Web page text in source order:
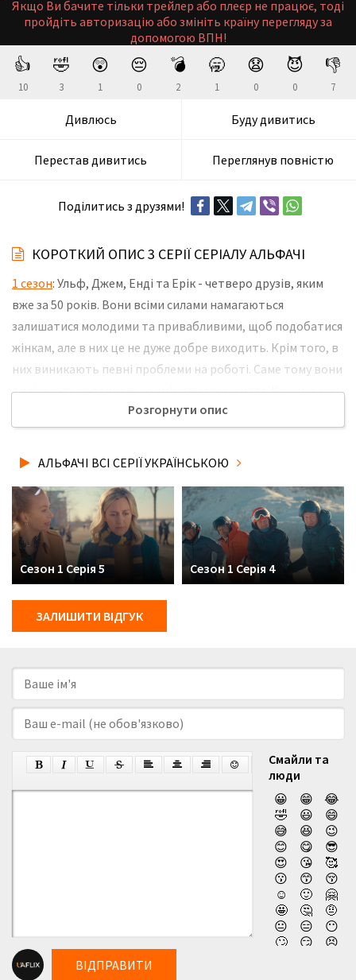
Якщо Ви бачите тільки трейлер або плеєр не працює, тоді
пройдіть авторизацію або змініть країну перегляду за
допомогою ВПН!
👍
10
🤣
3
😲
1
😔
0
💣
2
🥱
1
😧
0
😈
0
👎
7
Дивлюсь Буду дивитись
Перестав дивитись Переглянув повністю
Поділитись з друзями!
КОРОТКИЙ ОПИС 3 СЕРІЇ СЕРІАЛУ АЛЬФАЧІ
1 сезон: Ульф, Джем, Енді та Ерік - четверо друзів, яким
вже за 50 років. Вони всіми силами намагаються
залишатися молодими та привабливими, щоб подобатися
жінкам, але в них це не дуже добре виходить. Крім того, в
них виникають певні проблеми на роботі. Саме тому вони
вирішують кардинально змінити своє життя. Кожен з них
намагається стати щасливим та підлаштуватися під цей
ситуації. Не забудьте розповісти друзям, де Ви дивились
хорошій hd якості та з українськими субтитрами!
Розгорнути опис
АЛЬФАЧІ ВСІ СЕРІЇ УКРАЇНСЬКОЮ
Сезон 1 Серія 5 Сезон 1 Серія 4
ЗАЛИШИТИ ВІДГУК
Смайли та
люди
😀
😁
😂
🤣
😃
😄
😅
😆
😉
😊
😋
😎
😍
😘
🥰
😗
😙
😚
☺️
🙂
🤗
🤩
🤔
🤨
😐
😑
😶
🙄
😏
😣
ВІДПРАВИТИ